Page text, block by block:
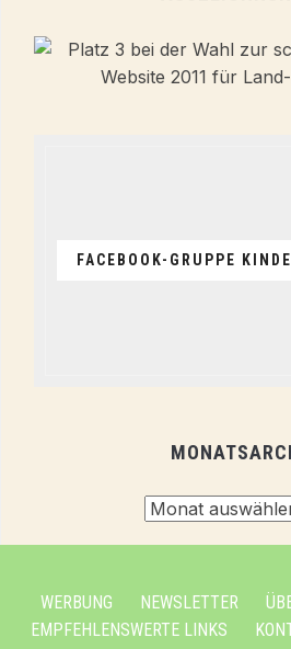
FACEBOOK-GRUPPE
WERBUNG NEWSLETTER
EMPFEHLENSWERTE LINKS